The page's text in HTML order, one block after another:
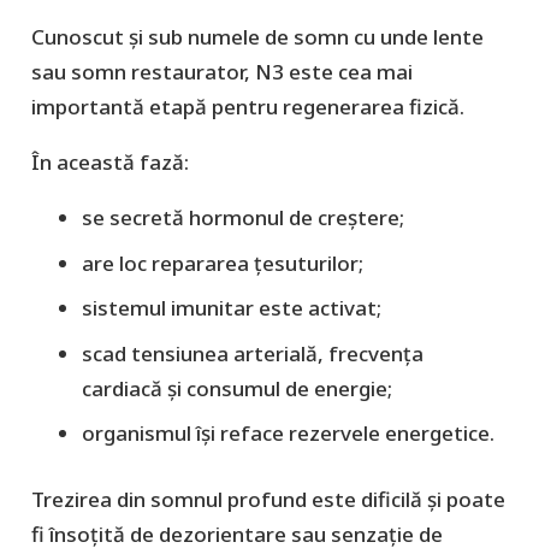
Cunoscut și sub numele de somn cu unde lente
sau somn restaurator, N3 este cea mai
importantă etapă pentru regenerarea fizică.
În această fază:
se secretă hormonul de creștere;
are loc repararea țesuturilor;
sistemul imunitar este activat;
scad tensiunea arterială, frecvența
cardiacă și consumul de energie;
organismul își reface rezervele energetice.
Trezirea din somnul profund este dificilă și poate
fi însoțită de dezorientare sau senzație de